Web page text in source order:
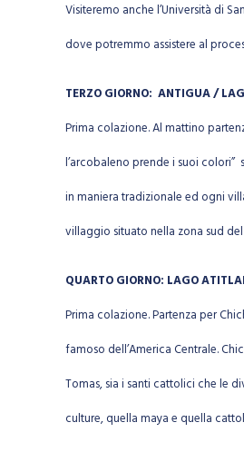
Visiteremo anche l’Università di
dove potremmo assistere al
TERZO GIORNO: ANTIGUA /
Prima colazione. Al mattino
l’arcobaleno prende i suoi
in maniera tradizionale ed ogni
villaggio situato nella zona sud
QUARTO GIORNO: LAGO
Prima colazione. Partenza per
famoso dell’America Centrale.
Tomas, sia i santi cattolici che le
culture, quella maya e quella